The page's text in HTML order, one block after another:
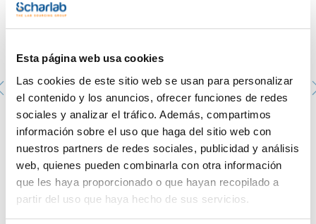
Esta página web usa cookies
Las cookies de este sitio web se usan para personalizar
el contenido y los anuncios, ofrecer funciones de redes
sociales y analizar el tráfico. Además, compartimos
información sobre el uso que haga del sitio web con
nuestros partners de redes sociales, publicidad y análisis
web, quienes pueden combinarla con otra información
que les haya proporcionado o que hayan recopilado a
partir del uso que haya hecho de sus servicios.
- Rearmable: tras un corte de corriente, el equipo reanuda su
funcionamiento con los mismos parámetros que tenía
anteriormente. Un indicador de la incidencia aparece en
- Potencia (W): 80.
- Movimiento: Rotación.
- Rango vel (rpm): 10-100.
- Resolución (rpm): 1.
- Temporizador (min): 0-120.
- Peso (kg): 8 (sin accesorio).
- Protección IP: IP 54
Frascos ISO transparente, retrace code y doble escala
graduada. SCHARLAU. Cap. (ml): 100. Rosca ISO: GL45,
con tapón y anillo de vertido color azul
1033799005
Envase
Disponibilidad:Ver stock
Mi precio : Comprar